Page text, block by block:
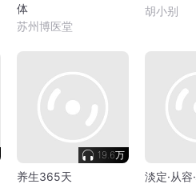
体
苏州博医堂
胡小别
19.6万
养生365天
淡定·从容